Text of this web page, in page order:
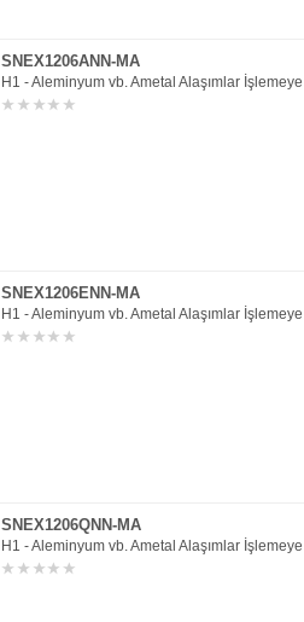
SNEX1206ANN-MA
H1 - Aleminyum vb. Ametal Alaşımlar
SNEX1206ENN-MA
H1 - Aleminyum vb. Ametal Alaşımlar
SNEX1206QNN-MA
H1 - Aleminyum vb. Ametal Alaşımlar